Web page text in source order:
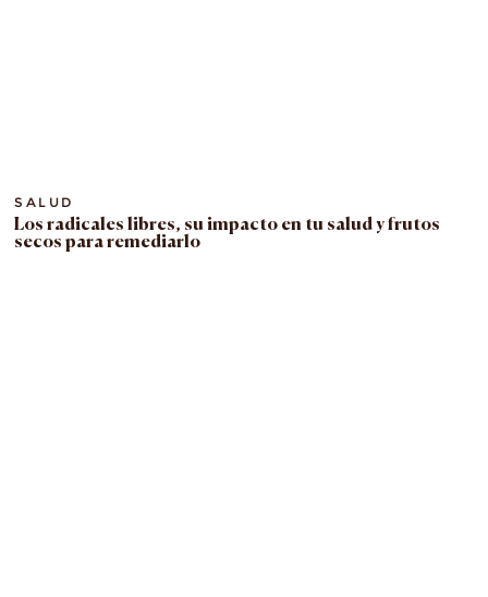
SALUD
Los radicales libres, su impacto en tu salud y frutos
secos para remediarlo